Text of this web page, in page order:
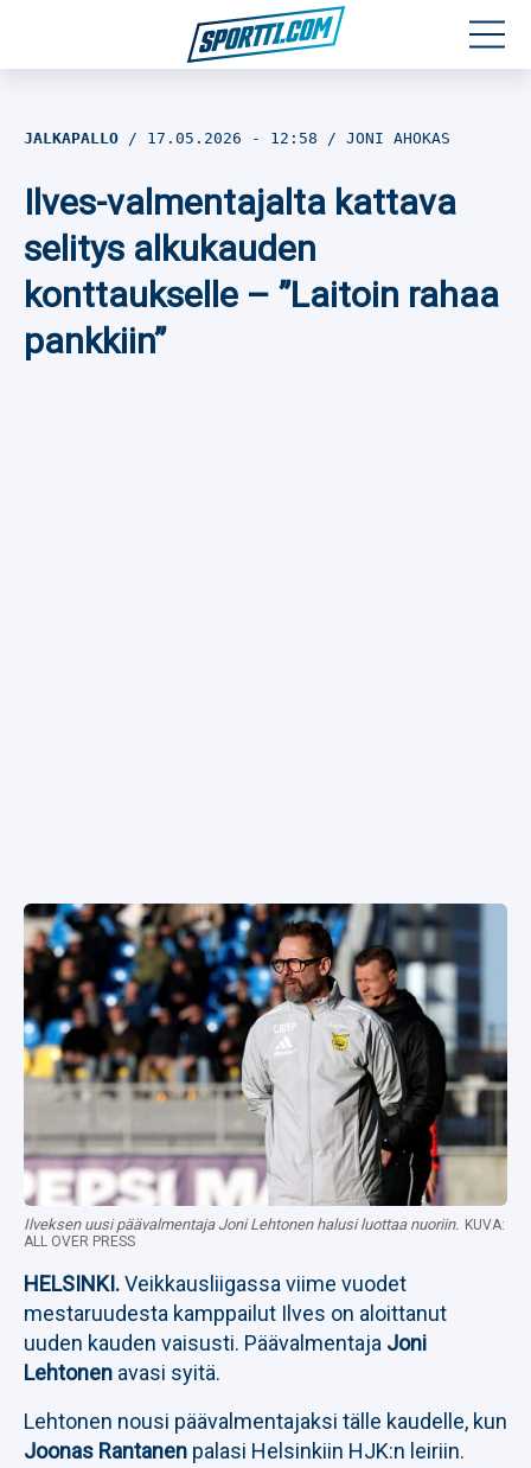
Jalkapallo
Yleisurheilu
Talviurheilu
JALKAPALLO 17.05.2026 - 12:58 JONI AHOKAS
Ilves-valmentajalta kattava
selitys alkukauden
konttaukselle – ”Laitoin rahaa
pankkiin”
Ilveksen uusi päävalmentaja Joni Lehtonen halusi luottaa nuoriin. KUVA:
ALL OVER PRESS
HELSINKI.Veikkausliigassa viime vuodet
mestaruudesta kamppailut Ilves on aloittanut
uuden kauden vaisusti. Päävalmentaja Joni
Lehtonen avasi syitä.
Lehtonen nousi päävalmentajaksi tälle kaudelle, kun
Joonas Rantanen palasi Helsinkiin HJK:n leiriin.